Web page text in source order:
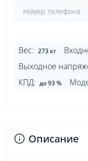
Вес: 273 кг
Выходное
КПД: до 93 %
Описание